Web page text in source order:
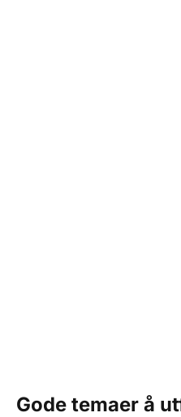
Gode temaer å